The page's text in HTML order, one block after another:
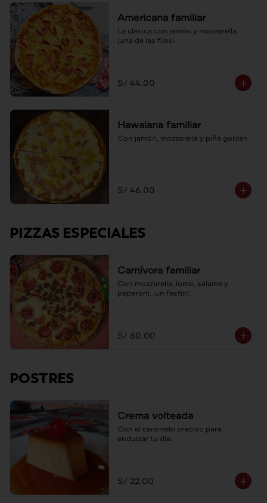
Americana familiar
La clásica con jamón y mozzarella.
¡una de las fijas!.
S/ 44.00
Hawaiana familiar
Con jamón, mozzarella y piña golden.
S/ 46.00
PIZZAS ESPECIALES
Carnívora familiar
Con mozzarella, lomo, salame y
peperoni. ¡un festín!.
S/ 60.00
POSTRES
Crema volteada
Con el caramelo preciso para
endulzar tu día.
S/ 22.00